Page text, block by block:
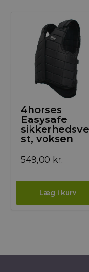
4horses
Easysafe
sikkerhedsve
st, voksen
549,00 kr.